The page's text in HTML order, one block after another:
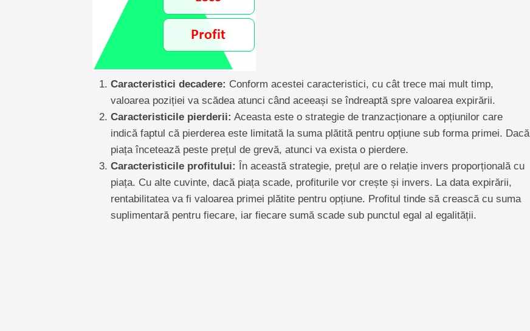
Caracteristici decadere: Conform acestei caracteristici, cu cât trece mai mult timp,
valoarea poziției va scădea atunci când aceeași se îndreaptă spre valoarea expirării.
Caracteristicile pierderii: Aceasta este o strategie de tranzacționare a opțiunilor care
indică faptul că pierderea este limitată la suma plătită pentru opțiune sub forma primei. Dacă
piața încetează peste prețul de grevă, atunci va exista o pierdere.
Caracteristicile profitului: În această strategie, prețul are o relație invers proporțională cu
piața. Cu alte cuvinte, dacă piața scade, profiturile vor crește și invers. La data expirării,
rentabilitatea va fi valoarea primei plătite pentru opțiune. Profitul tinde să crească cu suma
suplimentară pentru fiecare, iar fiecare sumă scade sub punctul egal al egalității.